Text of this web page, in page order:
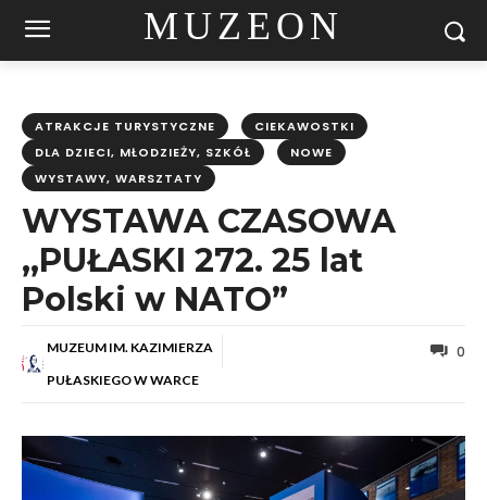
MUZEON
ATRAKCJE TURYSTYCZNE
CIEKAWOSTKI
DLA DZIECI, MŁODZIEŻY, SZKÓŁ
NOWE
WYSTAWY, WARSZTATY
WYSTAWA CZASOWA
,,PUŁASKI 272. 25 lat
Polski w NATO”
MUZEUM IM. KAZIMIERZA
PUŁASKIEGO W WARCE
0